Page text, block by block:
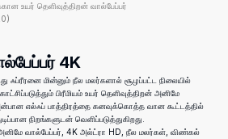
உயர் தெளிவுத்திறன் வால்பேப்பர்
)
4K
ஃப்ரீரனை மின்னும் நீல மலர்களால் சூழப்பட்ட நிலையில்
பிரீமியம் உயர் தெளிவுத்திறன் அனிமே
எல்ஃப் பாத்திரத்தை கனவுக்கொத்த வான கூட்டத்தில்
நிறங்களுடன் வெளிப்படுத்துகிறது.
வால்பேப்பர், 4K அல்ட்ரா HD, நீல மலர்கள், விண்கல்